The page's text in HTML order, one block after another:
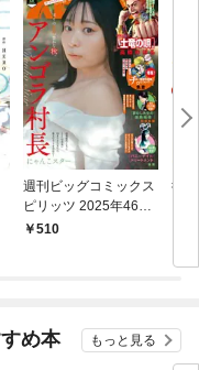
週刊ビッグコミックス
ピリッツ 2025年46号
【デジタル版限定グラ
510
彼
め本 もっと見る